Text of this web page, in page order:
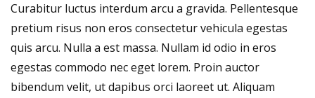
Curabitur luctus interdum arcu a gravida. Pellentesque
pretium risus non eros consectetur vehicula egestas
quis arcu. Nulla a est massa. Nullam id odio in eros
egestas commodo nec eget lorem. Proin auctor
bibendum velit, ut dapibus orci laoreet ut. Aliquam